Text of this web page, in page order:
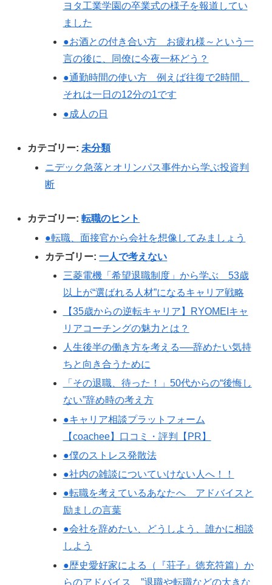
ヨタ工業学園の卒業式の様子を報道してい
ました
●お酒との付き合い方 お疲れ様～という一
言の後に、同僚に今夜一杯どう？
●通勤時間の使い方 例えば往復で2時間、
それは一日の12分の1です
●成人の日
カテゴリー:未分類
ニデック急落とオリンパス事件から学ぶ投資判
断
カテゴリー:転職のヒント
●転職、面接官から会社を想像してみましょう
カテゴリー:一人で考えない
三菱電機「希望退職制度」から学ぶ 53歳
以上が“選ばれる人材”になるキャリア戦略
【35歳からの逆転キャリア】RYOMEIキャ
リアコーチングの魅力とは？
人生後半の働き方を考える──辞めたい気持
ちと向き合うために
「その退職、待った！」50代からの“後悔し
ない”辞め時の考え方
●キャリア相談プラットフォーム
【coachee】口コミ・評判【PR】
●僕のストレス発散法
●社内の雑談についていけない人へ！！
●転職を考えているあなたへ アドバイスと
励ましの言葉
●会社を辞めたい、どうしよう、誰かに相談
しよう
●歴史愛好家による（『荘子』徳充符篇）か
らのアドバイス ”退職や転職などの大きな